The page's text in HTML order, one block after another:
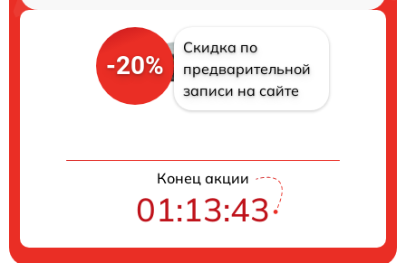
-20%
Скидка по
предварительной
записи на сайте
Конец акции
01:13:42